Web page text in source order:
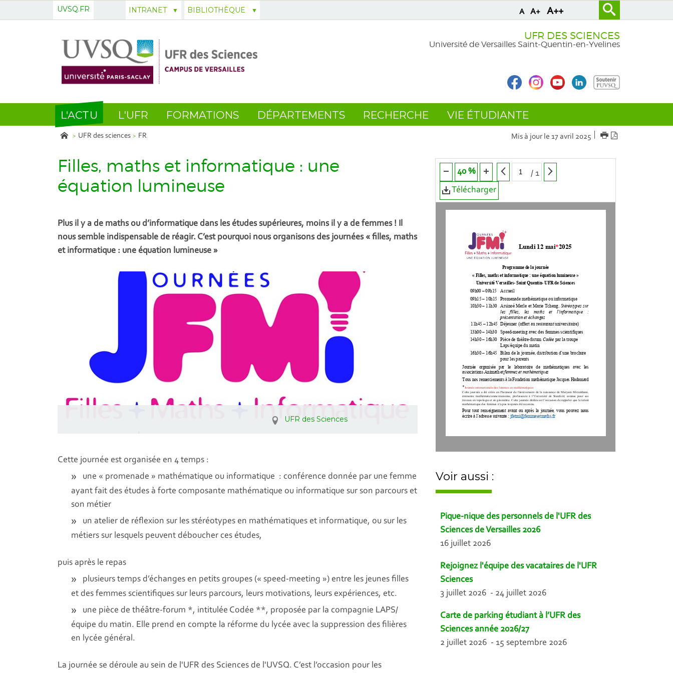
A A+ A++
UVSQ.FR
UFR DES SCIENCES
Université de Versailles Saint-Quentin-en-Yvelines
L'ACTU L'UFR FORMATIONS DÉPARTEMENTS RECHERCHE VIE ÉTUDIANTE
UFR des sciences FR Mis à jour le 17 avril 2025 IMPRIMER
Filles, maths et informatique : une
équation lumineuse
Plus il y a de maths ou d’informatique dans les études supérieures, moins il y a de femmes ! Il
nous semble indispensable de réagir. C’est pourquoi nous organisons des journées « filles, maths
et informatique : une équation lumineuse »
UFR des Sciences
Cette journée est organisée en 4 temps :
une « promenade » mathématique ou informatique : conférence donnée par une femme
ayant fait des études à forte composante mathématique ou informatique sur son parcours et
son métier
un atelier de réflexion sur les stéréotypes en mathématiques et informatique, ou sur les
métiers sur lesquels peuvent déboucher ces études,
puis après le repas
plusieurs temps d’échanges en petits groupes (« speed-meeting ») entre les jeunes filles
et des femmes scientifiques sur leurs parcours, leurs motivations, leurs expériences, etc.
une pièce de théâtre-forum *, intitulée Codée **, proposée par la compagnie LAPS/
équipe du matin. Elle prend en compte la réforme du lycée avec la suppression des filières
en lycée général.
La journée se déroule au sein de l'UFR des Sciences de l'UVSQ. C’est l’occasion pour les
40 % / 1
Télécharger
  Lundi 12
mai*2025
Programme de la journée
« Filles, maths et informatique : une équation lumineuse »
Université Versailles- Saint Quentin- UFR de Sciences
09h00 – 09h15
  Accueil
09h15 – 10h15
  Promenade mathématique ou informatique
10h30 – 11h30
  Arsinoé Merle et Marie Tcheng,
Stéréotypes sur
les    filles,    les    maths
et    l’informatique    :
présentation et échanges
11h45 – 12h45
  Déjeuner (offert au restaurant universitaire)
13h00 – 14h30
  Speed
-meeting avec des femmes scientifiques
14h30 – 16h30
  Pièce de
théâtre-forum Codée par la troupe
Laps/équipe du matin
16h30 – 16h45
Bilan de la journée, distribution d’une brochure
pour les parents
Journée   organisée   par   le   laboratoire   de   mathématiques   avec   les
associations Animath et femmes et mathématiques
Tous nos remerciements à la Fondation mathématique Jacques Hadamard
* Journée internationale des femmes en mathématiques
Cette  journée  a  été  créée  en  l'honneur  de  l'anniversaire  de  la  naissance  de  Maryam  Mirzakhani,
éminente mathématicienne iranienne,  professeure  à  l’Université  de  Stanford,  connue  pour  ses
travaux en topologie et en géométrie. Cette journée dédiée est l’occasion de rappeler que le talent
mathématique des femmes n’a pas toujours été reconnu.
Pour  tout  renseignement  avant  ou  après  la  journée,  vous  pouvez  nous
écrire à l’adresse suivante : jfetmi@femmesetmaths.fr
Voir aussi :
Pique-nique des personnels de l'UFR des
Sciences de Versailles 2026
16 juillet 2026
Rejoignez l'équipe des vacataires de l'UFR
Sciences
3 juillet 2026 - 24 juillet 2026
Carte de parking étudiant à l’UFR des
Sciences année 2026/27
2 juillet 2026 - 15 septembre 2026
INTRANET BIBLIOTHÈQUE